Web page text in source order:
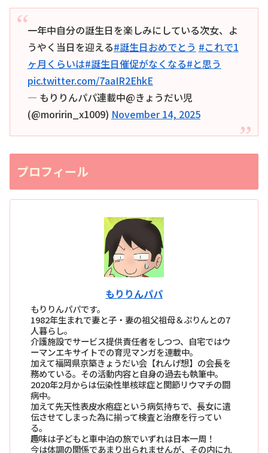
一年中自分の誕生日を楽しみにしている次女、よ
うやく当日を迎える#誕生日おめでとう #これで1
ヶ月くらいは#誕生日催促がなくなる#と思う
pic.twitter.com/7aaIR2EhkE
— もりりんパパ連載中@きょうだい児
(@moririn_x1009) November 14, 2025
プロフィール
もりりんパパ
もりりんパパです。
1982年生まれで妻と子・妻の祖父祖母＆ぷりんとの7
人暮らし。
介護施設でサービス提供責任者をしつつ、自宅ではウ
ーマンエキサイトでの育児マンガを連載中。
加えて福岡県京築きょうだい会【れんげ想】の会長を
務めている。その活動内容と自身の過去も執筆中。
2020年2月からは伝染性単核球症と関節リウマチの闘
病中。
加えて先天性表皮水疱症という病気持ちで、長女に遺
伝させてしまった為に揃って検査と治療を行ってい
る。
趣味は子どもと車中泊の旅でいずれは日本一周！
今は体調の関係であまり出られませんが、その内に九